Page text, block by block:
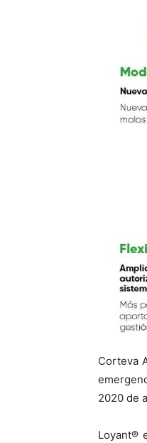
Corteva
2020 de
Loyant®